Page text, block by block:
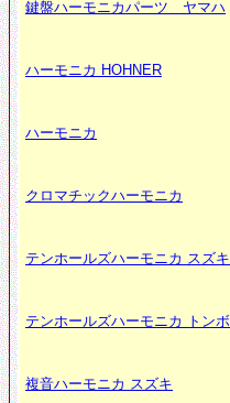
鍵盤ハーモニカパーツ ヤマハ
ハーモニカ HOHNER
ハーモニカ
クロマチックハーモニカ
テンホールズハーモニカ スズキ
テンホールズハーモニカ トンボ
複音ハーモニカ スズキ